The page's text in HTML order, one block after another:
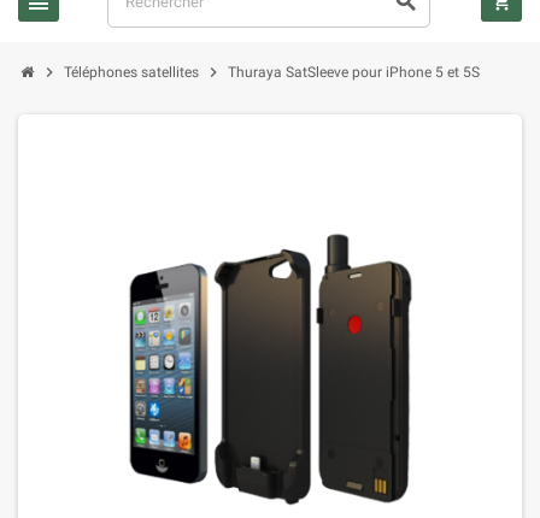
chevron_right Téléphones satellites chevron_right Thuraya SatSleeve pour iPhone 5 et 5S